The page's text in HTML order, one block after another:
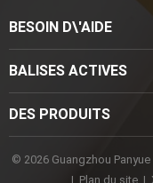
BESOIN D\'AIDE
BALISES ACTIVES
DES PRODUITS
© 2026 Guangzhou
| Plan du site |